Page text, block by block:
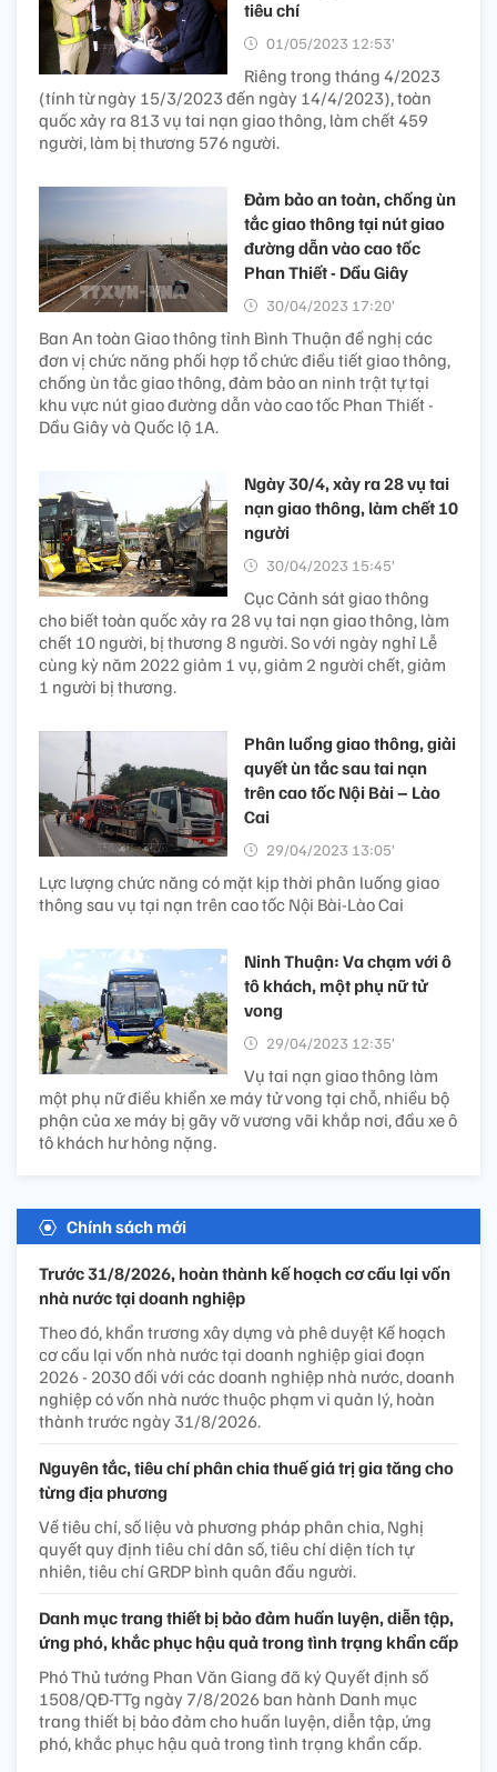
tiêu chí
01/05/2023 12:53’
Riêng trong tháng 4/2023
(tính từ ngày 15/3/2023 đến ngày 14/4/2023), toàn
quốc xảy ra 813 vụ tai nạn giao thông, làm chết 459
người, làm bị thương 576 người.
Đảm bảo an toàn, chống ùn
tắc giao thông tại nút giao
đường dẫn vào cao tốc
Phan Thiết - Dầu Giây
30/04/2023 17:20’
Ban An toàn Giao thông tỉnh Bình Thuận đề nghị các
đơn vị chức năng phối hợp tổ chức điều tiết giao thông,
chống ùn tắc giao thông, đảm bảo an ninh trật tự tại
khu vực nút giao đường dẫn vào cao tốc Phan Thiết -
Dầu Giây và Quốc lộ 1A.
Ngày 30/4, xảy ra 28 vụ tai
nạn giao thông, làm chết 10
người
30/04/2023 15:45’
Cục Cảnh sát giao thông
cho biết toàn quốc xảy ra 28 vụ tai nạn giao thông, làm
chết 10 người, bị thương 8 người. So với ngày nghỉ Lễ
cùng kỳ năm 2022 giảm 1 vụ, giảm 2 người chết, giảm
1 người bị thương.
Phân luồng giao thông, giải
quyết ùn tắc sau tai nạn
trên cao tốc Nội Bài – Lào
Cai
29/04/2023 13:05’
Lực lượng chức năng có mặt kịp thời phân luống giao
thông sau vụ tại nạn trên cao tốc Nội Bài-Lào Cai
Ninh Thuận: Va chạm với ô
tô khách, một phụ nữ tử
vong
29/04/2023 12:35’
Vụ tai nạn giao thông làm
một phụ nữ điều khiển xe máy tử vong tại chỗ, nhiều bộ
phận của xe máy bị gãy vỡ vương vãi khắp nơi, đầu xe ô
tô khách hư hỏng nặng.
Chính sách mới
Trước 31/8/2026, hoàn thành kế hoạch cơ cấu lại vốn
nhà nước tại doanh nghiệp
Theo đó, khẩn trương xây dựng và phê duyệt Kế hoạch
cơ cấu lại vốn nhà nước tại doanh nghiệp giai đoạn
2026 - 2030 đối với các doanh nghiệp nhà nước, doanh
nghiệp có vốn nhà nước thuộc phạm vi quản lý, hoàn
thành trước ngày 31/8/2026.
Nguyên tắc, tiêu chí phân chia thuế giá trị gia tăng cho
từng địa phương
Về tiêu chí, số liệu và phương pháp phân chia, Nghị
quyết quy định tiêu chí dân số, tiêu chí diện tích tự
nhiên, tiêu chí GRDP bình quân đầu người.
Danh mục trang thiết bị bảo đảm huấn luyện, diễn tập,
ứng phó, khắc phục hậu quả trong tình trạng khẩn cấp
Phó Thủ tướng Phan Văn Giang đã ký Quyết định số
1508/QĐ-TTg ngày 7/8/2026 ban hành Danh mục
trang thiết bị bảo đảm cho huấn luyện, diễn tập, ứng
phó, khắc phục hậu quả trong tình trạng khẩn cấp.